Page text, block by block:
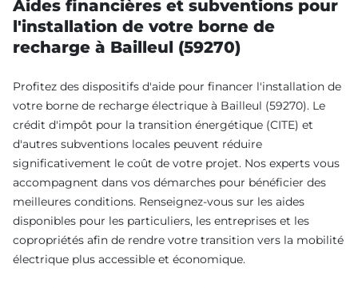
Aides financières et subventions pour
l'installation de votre borne de
recharge à Bailleul (59270)
Profitez des dispositifs d'aide pour financer l'installation de
votre borne de recharge électrique à Bailleul (59270). Le
crédit d'impôt pour la transition énergétique (CITE) et
d'autres subventions locales peuvent réduire
significativement le coût de votre projet. Nos experts vous
accompagnent dans vos démarches pour bénéficier des
meilleures conditions. Renseignez-vous sur les aides
disponibles pour les particuliers, les entreprises et les
copropriétés afin de rendre votre transition vers la mobilité
électrique plus accessible et économique.